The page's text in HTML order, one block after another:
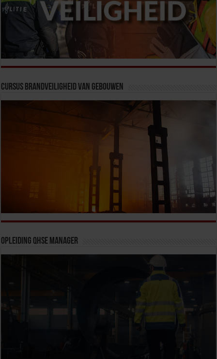
Cursus Brandveiligheid van Gebouwen
Opleiding QHSE Manager